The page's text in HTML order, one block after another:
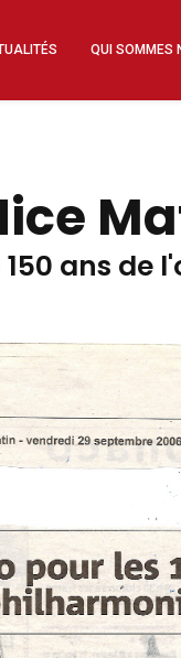
QUI SOMMES
ans de